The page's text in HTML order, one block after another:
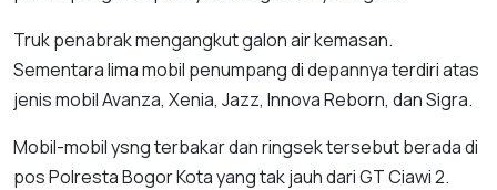
Truk penabrak mengangkut galon air kemasan.
Sementara lima mobil penumpang di depannya terdiri atas
jenis mobil Avanza, Xenia, Jazz, Innova Reborn, dan Sigra.
Mobil-mobil ysng terbakar dan ringsek tersebut berada di
pos Polresta Bogor Kota yang tak jauh dari GT Ciawi 2.